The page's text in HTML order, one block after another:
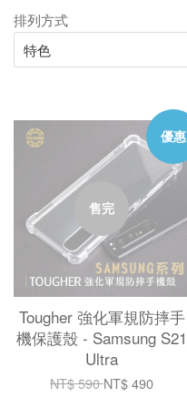
排列方式
優惠
售完
Tougher 強化軍規防摔手
機保護殼 - Samsung S21
Ultra
NT$ 590NT$ 490